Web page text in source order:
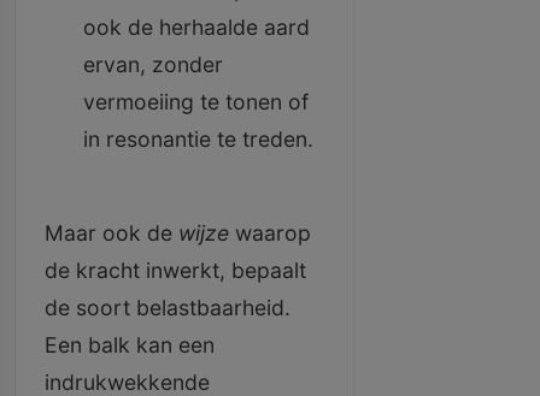
ook de herhaalde aard
ervan, zonder
vermoeiing te tonen of
in resonantie te treden.
Maar ook de wijze waarop
de kracht inwerkt, bepaalt
de soort belastbaarheid.
Een balk kan een
indrukwekkende